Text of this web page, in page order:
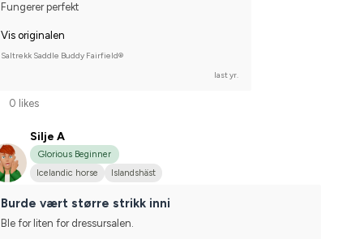
Fungerer perfekt
Vis originalen
Saltrekk Saddle Buddy Fairfield®
last yr.
0 likes
Silje A
Glorious Beginner
Icelandic horse
Islandshäst
Burde vært større strikk inni
Ble for liten for dressursalen.